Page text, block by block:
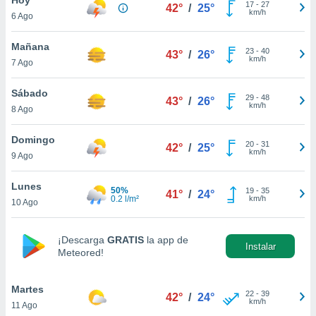
en
más
nuestra
de
aceptar
de
6 Ago
42° / 25° 17- 27
km/h
Mañana
7 Ago
43° / 26° 23- 40
km/h
Sábado
8 Ago
43° / 26° 29- 48
km/h
Domingo
9 Ago
42° / 25° 20- 31
km/h
Lunes
10 Ago
50%
0.2 l/m²
41° / 24° 19- 35
km/h
¡Descarga GRATIS la app de
Meteored!
Instalar
Martes
11 Ago
42° / 24° 22- 39
km/h